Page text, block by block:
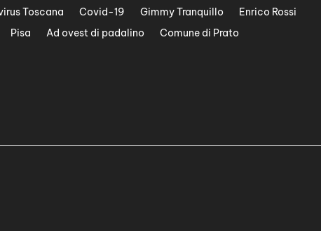
Toscana Covid-19 Gimmy Tranquillo
Enrico Rossi
Pisa Ad ovest di padalino
Comune di Prato